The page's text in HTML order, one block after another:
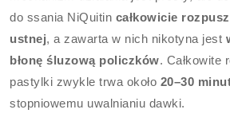
do ssania NiQuitin całkowicie
ustnej, a zawarta w nich nikotyna jest
błonę śluzową policzków. Całkowite
pastylki zwykle trwa około 20–30
stopniowemu uwalnianiu dawki.